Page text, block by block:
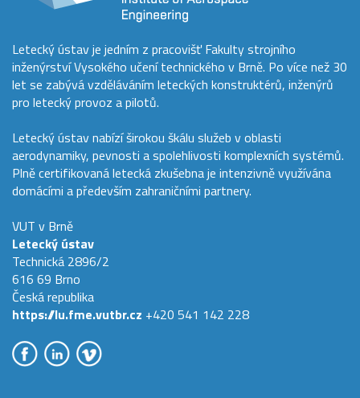
Letecký ústav je jedním z pracovišť Fakulty strojního
inženýrství Vysokého učení technického v Brně. Po více než 30
let se zabývá vzděláváním leteckých konstruktérů, inženýrů
pro letecký provoz a pilotů.
Letecký ústav nabízí širokou škálu služeb v oblasti
aerodynamiky, pevnosti a spolehlivosti komplexních systémů.
Plně certifikovaná letecká zkušebna je intenzivně využívána
domácími a především zahraničními partnery.
VUT v Brně
Letecký ústav
Technická 2896/2
616 69 Brno
Česká republika
https://lu.fme.vutbr.cz +420 541 142 228